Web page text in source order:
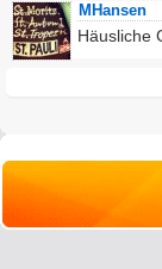
MHansen
Häusliche